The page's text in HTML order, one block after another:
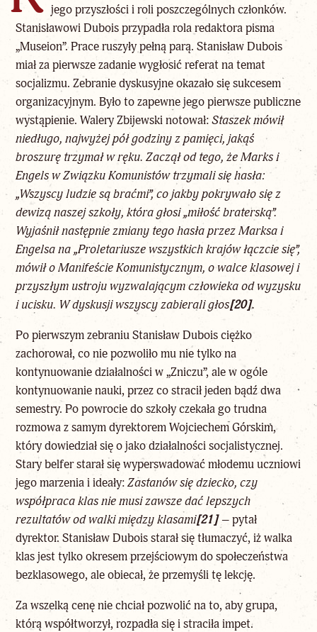
jego przyszłości i roli poszczególnych członków.
Stanisławowi Dubois przypadła rola redaktora pisma
„Museion”. Prace ruszyły pełną parą. Stanisław Dubois
miał za pierwsze zadanie wygłosić referat na temat
socjalizmu. Zebranie dyskusyjne okazało się sukcesem
organizacyjnym. Było to zapewne jego pierwsze publiczne
wystąpienie. Walery Zbijewski notował:Staszekmówił
niedługo, najwyżej pół godziny z pamięci, jakąś
broszurę trzymał w ręku. Zaczął od tego, że Marks i
Engels w Związku Komunistów trzymali się hasła:
„Wszyscy ludzie są braćmi”, co jakby pokrywało się z
dewizą naszej szkoły, która głosi „miłość braterską”.
Wyjaśnił następnie zmiany tego hasła przez Marksa i
Engelsa na „Proletariusze wszystkich krajów łączcie się”,
mówił o Manifeście Komunistycznym, o walce klasowej i
przyszłym ustroju wyzwalającym człowieka od wyzysku
i ucisku. W dyskusji wszyscy zabierali głos[20].
Po pierwszym zebraniu Stanisław Dubois ciężko
zachorował, co nie pozwoliło mu nie tylko na
kontynuowanie działalności w „Zniczu”, ale w ogóle
kontynuowanie nauki, przez co stracił jeden bądź dwa
semestry. Po powrocie do szkoły czekała go trudna
rozmowa z samym dyrektorem Wojciechem Górskim,
który dowiedział się o jako działalności socjalistycznej.
Stary belfer starał się wyperswadować młodemu uczniowi
jego marzenia i ideały:Zastanów się dziecko, czy
współpraca klas nie musi zawsze dać lepszych
rezultatów od walki między klasami[21]–pytał
dyrektor. Stanisław Dubois starał się tłumaczyć, iż walka
klas jest tylko okresem przejściowym do społeczeństwa
bezklasowego, ale obiecał, że przemyśli tę lekcję.
Za wszelką cenę nie chciał pozwolić na to, aby grupa,
którą współtworzył, rozpadła się i straciła impet.